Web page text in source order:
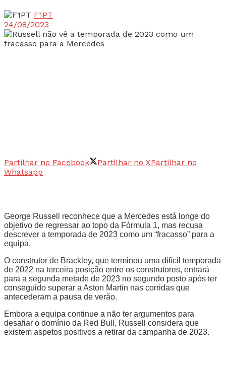
F1PT
24/08/2023
Partilhar no Facebook Partilhar no XPartilhar no
Whatsapp
George Russell reconhece que a Mercedes está longe do
objetivo de regressar ao topo da Fórmula 1, mas recusa
descrever a temporada de 2023 como um “fracasso” para a
equipa.
O construtor de Brackley, que terminou uma difícil temporada
de 2022 na terceira posição entre os construtores, entrará
para a segunda metade de 2023 no segundo posto após ter
conseguido superar a Aston Martin nas corridas que
antecederam a pausa de verão.
Embora a equipa continue a não ter argumentos para
desafiar o domínio da Red Bull, Russell considera que
existem aspetos positivos a retirar da campanha de 2023.